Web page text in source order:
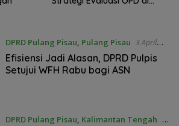
DPRD Pulang Pisau, Pulang Pisau 3 April
2026
Efisiensi Jadi Alasan, DPRD Pulpis
Setujui WFH Rabu bagi ASN
DPRD Pulang Pisau, Kalimantan Tengah 1